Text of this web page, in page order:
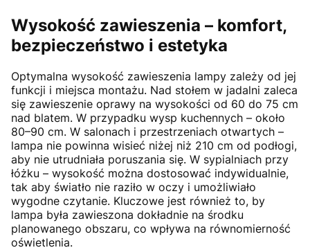
Wysokość zawieszenia – komfort,
bezpieczeństwo i estetyka
Optymalna wysokość zawieszenia lampy zależy od jej
funkcji i miejsca montażu. Nad stołem w jadalni zaleca
się zawieszenie oprawy na wysokości od 60 do 75 cm
nad blatem. W przypadku wysp kuchennych – około
80–90 cm. W salonach i przestrzeniach otwartych –
lampa nie powinna wisieć niżej niż 210 cm od podłogi,
aby nie utrudniała poruszania się. W sypialniach przy
łóżku – wysokość można dostosować indywidualnie,
tak aby światło nie raziło w oczy i umożliwiało
wygodne czytanie. Kluczowe jest również to, by
lampa była zawieszona dokładnie na środku
planowanego obszaru, co wpływa na równomierność
oświetlenia.